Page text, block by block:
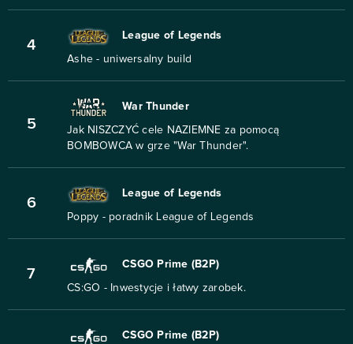
4
League of Legends
Ashe - uniwersalny build
5
War Thunder
Jak NISZCZYĆ cele NAZIEMNE za pomocą
BOMBOWCA w grze "War Thunder".
6
League of Legends
Poppy - poradnik League of Legends
7
CSGO Prime (B2P)
CS:GO - Inwestycje i łatwy zarobek.
CSGO Prime (B2P)